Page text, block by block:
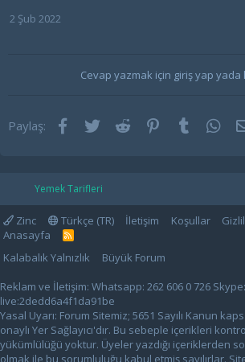
2 Şub 2022
Cevap yazmak için giriş yap yada
Paylaş: Facebook
Twitter Reddit Pinterest
Tumblr
Yemek Tarifleri
Zinc Türkçe (TR) İletişim Koşullar
Anasayfa
R
S
Kalabalık Yalnızlık
Büyük Forum
Reklam ve İletişim: Whatsapp: 262 606 0 726 Skype:
live:2dedd6a4f1da91be
Yasal Uyarı: Forum Sitemiz; 5651 Sayılı Kanun
onaylı Yer Sağlayıcı'dır. Bu sebeple içerikleri
yükümlülüğü yoktur. Üyeler yazdığı içeriklerden
olmak ile bu sorumluluğu kabul etmiş sayılırlar.